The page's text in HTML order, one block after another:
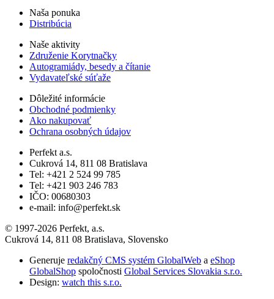
Naša ponuka
Distribúcia
Naše aktivity
Združenie Korytnačky
Autogramiády, besedy a čítanie
Vydavateľské súťaže
Dôležité informácie
Obchodné podmienky
Ako nakupovať
Ochrana osobných údajov
Perfekt a.s.
Cukrová 14, 811 08 Bratislava
Tel: +421 2 524 99 785
Tel: +421 903 246 783
IČO: 00680303
e-mail: info@perfekt.sk
© 1997-2026 Perfekt, a.s.
Cukrová 14, 811 08 Bratislava, Slovensko
Generuje redakčný CMS systém GlobalWeb a eShop
GlobalShop spoločnosti Global Services Slovakia s.r.o.
Design: watch this s.r.o.